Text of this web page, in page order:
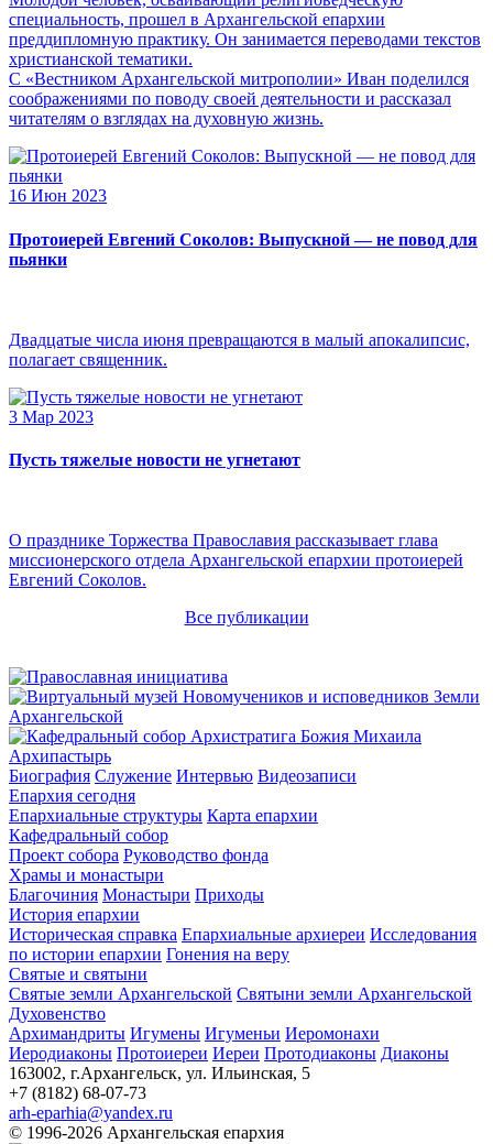
специальность, прошел в Архангельской епархии
преддипломную практику. Он занимается переводами текстов
христианской тематики.
С «Вестником Архангельской митрополии» Иван поделился
соображениями по поводу своей деятельности и рассказал
читателям о взглядах на духовную жизнь.
16 Июн 2023
Протоиерей Евгений Соколов: Выпускной — не повод для
пьянки
Двадцатые числа июня превращаются в малый апокалипсис,
полагает священник.
3 Мар 2023
Пусть тяжелые новости не угнетают
О празднике Торжества Православия рассказывает глава
миссионерского отдела Архангельской епархии протоиерей
Евгений Соколов.
Все публикации
Архипастырь
Биография Служение Интервью Видеозаписи
Епархия сегодня
Епархиальные структуры Карта епархии
Кафедральный собор
Проект собора Руководство фонда
Храмы и монастыри
Благочиния Монастыри Приходы
История епархии
Историческая справка Епархиальные архиереи Исследования
по истории епархии Гонения на веру
Святые и святыни
Святые земли Архангельской Святыни земли Архангельской
Духовенство
Архимандриты Игумены Игуменьи Иеромонахи
Иеродиаконы Протоиереи Иереи Протодиаконы Диаконы
163002, г.Архангельск, ул. Ильинская, 5
+7 (8182) 68-07-73
arh-eparhia@yandex.ru
© 1996-2026 Архангельская епархия